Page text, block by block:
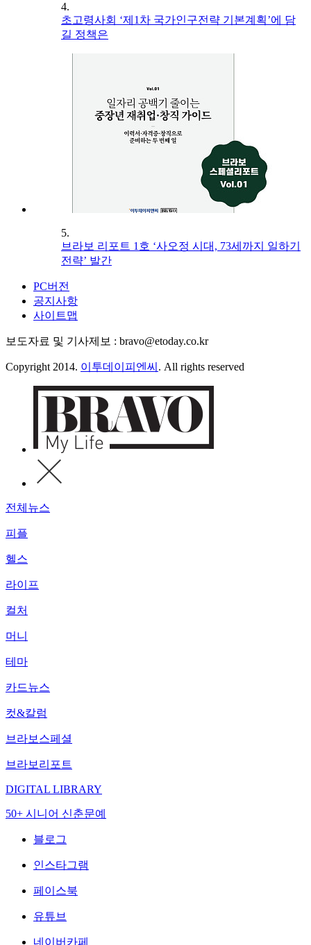
4.
초고령사회 ‘제1차 국가인구전략 기본계획’에 담
길 정책은
5.
브라보 리포트 1호 ‘사오정 시대, 73세까지 일하기
전략’ 발간
PC버전
공지사항
사이트맵
보도자료 및 기사제보 : bravo@etoday.co.kr
Copyright 2014. 이투데이피엔씨 . All rights reserved
전체뉴스
피플
헬스
라이프
컬처
머니
테마
카드뉴스
컷&칼럼
브라보스페셜
브라보리포트
DIGITAL LIBRARY
50+ 시니어 신춘문예
블로그
인스타그램
페이스북
유튜브
네이버카페